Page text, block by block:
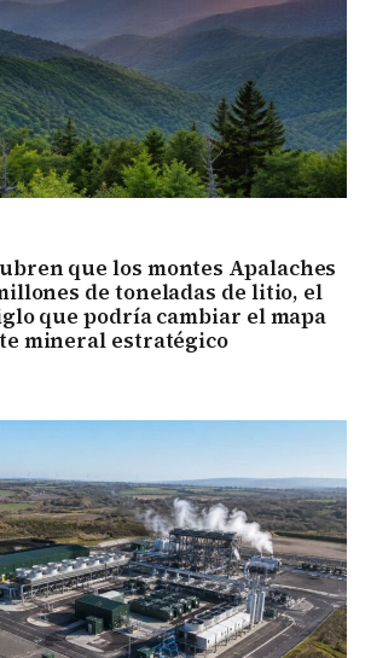
que los montes Apalaches
de toneladas de litio, el
que podría cambiar el mapa
mineral estratégico